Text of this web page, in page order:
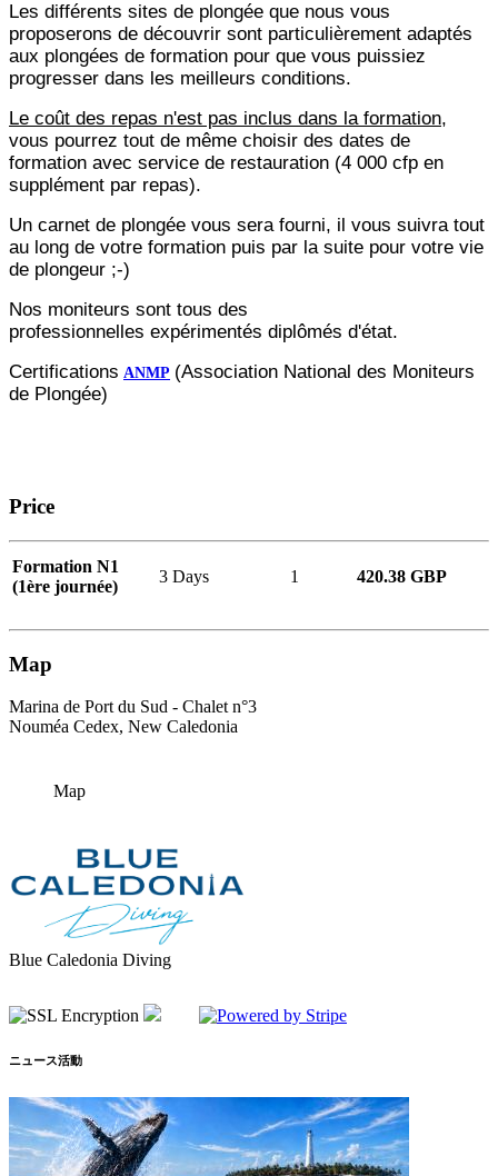
Les différents sites de plongée que nous vous
proposerons de découvrir sont particulièrement adaptés
aux plongées de formation pour que vous puissiez
progresser dans les meilleurs conditions.
Le coût des repas n'est pas inclus dans la formation,
vous pourrez tout de même choisir des dates de
formation avec service de restauration (4 000 cfp en
supplément par repas).
Un carnet de plongée vous sera fourni, il vous suivra tout
au long de votre formation puis par la suite pour votre vie
de plongeur ;-)
Nos moniteurs sont tous des
professionnelles expérimentés diplômés d'état.
Certifications ANMP (Association National des Moniteurs
de Plongée)
Price
Formation N1
(1ère journée)
3 Days 1 420.38 GBP
Map
Marina de Port du Sud - Chalet n°3
Nouméa Cedex, New Caledonia
Map
Blue Caledonia Diving
ニュース活動